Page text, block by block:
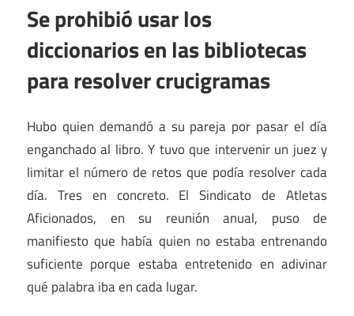
Se prohibió usar los
diccionarios en las bibliotecas
para resolver crucigramas
Hubo quien demandó a su pareja por pasar el día
enganchado al libro. Y tuvo que intervenir un juez y
limitar el número de retos que podía resolver cada
día. Tres en concreto. El Sindicato de Atletas
Aficionados, en su reunión anual, puso de
manifiesto que había quien no estaba entrenando
suficiente porque estaba entretenido en adivinar
qué palabra iba en cada lugar.